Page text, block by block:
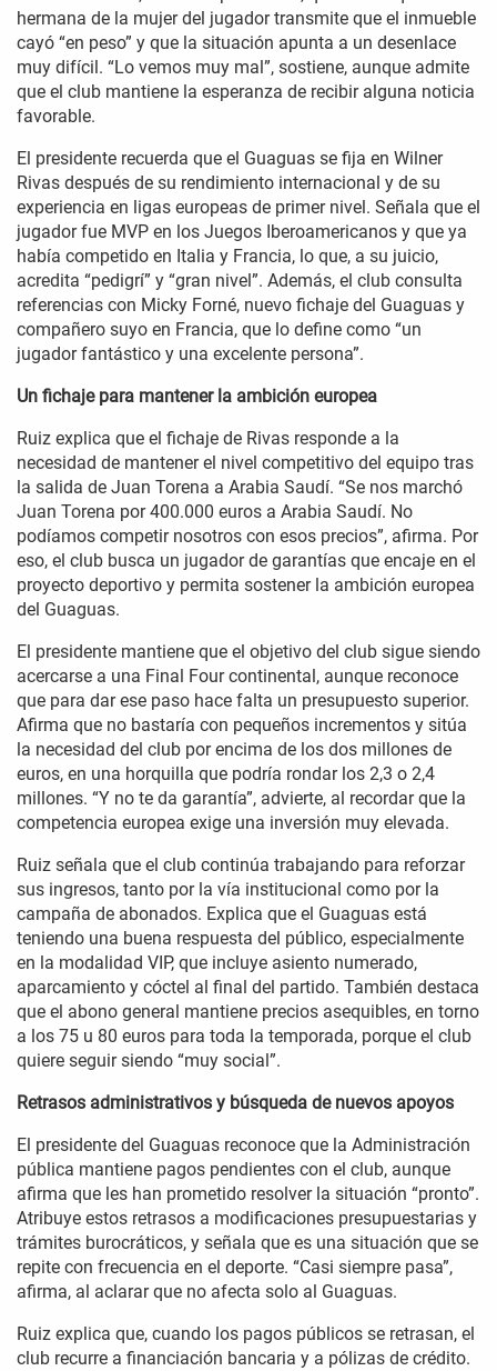
hermana de la mujer del jugador transmite que el inmueble
cayó “en peso” y que la situación apunta a un desenlace
muy difícil. “Lo vemos muy mal”, sostiene, aunque admite
que el club mantiene la esperanza de recibir alguna noticia
favorable.
El presidente recuerda que el Guaguas se fija en Wilner
Rivas después de su rendimiento internacional y de su
experiencia en ligas europeas de primer nivel. Señala que el
jugador fue MVP en los Juegos Iberoamericanos y que ya
había competido en Italia y Francia, lo que, a su juicio,
acredita “pedigrí” y “gran nivel”. Además, el club consulta
referencias con Micky Forné, nuevo fichaje del Guaguas y
compañero suyo en Francia, que lo define como “un
jugador fantástico y una excelente persona”.
Un fichaje para mantener la ambición europea
Ruiz explica que el fichaje de Rivas responde a la
necesidad de mantener el nivel competitivo del equipo tras
la salida de Juan Torena a Arabia Saudí. “Se nos marchó
Juan Torena por 400.000 euros a Arabia Saudí. No
podíamos competir nosotros con esos precios”, afirma. Por
eso, el club busca un jugador de garantías que encaje en el
proyecto deportivo y permita sostener la ambición europea
del Guaguas.
El presidente mantiene que el objetivo del club sigue siendo
acercarse a una Final Four continental, aunque reconoce
que para dar ese paso hace falta un presupuesto superior.
Afirma que no bastaría con pequeños incrementos y sitúa
la necesidad del club por encima de los dos millones de
euros, en una horquilla que podría rondar los 2,3 o 2,4
millones. “Y no te da garantía”, advierte, al recordar que la
competencia europea exige una inversión muy elevada.
Ruiz señala que el club continúa trabajando para reforzar
sus ingresos, tanto por la vía institucional como por la
campaña de abonados. Explica que el Guaguas está
teniendo una buena respuesta del público, especialmente
en la modalidad VIP, que incluye asiento numerado,
aparcamiento y cóctel al final del partido. También destaca
que el abono general mantiene precios asequibles, en torno
a los 75 u 80 euros para toda la temporada, porque el club
quiere seguir siendo “muy social”.
Retrasos administrativos y búsqueda de nuevos apoyos
El presidente del Guaguas reconoce que la Administración
pública mantiene pagos pendientes con el club, aunque
afirma que les han prometido resolver la situación “pronto”.
Atribuye estos retrasos a modificaciones presupuestarias y
trámites burocráticos, y señala que es una situación que se
repite con frecuencia en el deporte. “Casi siempre pasa”,
afirma, al aclarar que no afecta solo al Guaguas.
Ruiz explica que, cuando los pagos públicos se retrasan, el
club recurre a financiación bancaria y a pólizas de crédito.